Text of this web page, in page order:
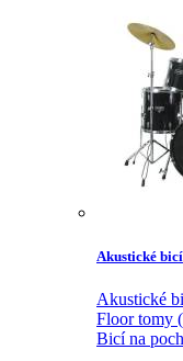
Akustické bicí
Akustické
Floor tomy
Bicí na